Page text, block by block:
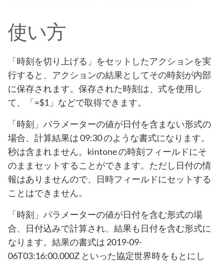
使い方
「時刻を切り上げる」をセットしたアクションを実
行すると、アクションの結果としてその時刻が内部
に保存されます。保存された時刻は、式を使用し
て、「=$1」などで取得できます。
「時刻」パラメーターの値が日付を含まない形式の
場合、計算結果は 09:30 のような書式になります。
秒は含まれません。kintone の時刻フィールドにそ
のままセットすることができます。ただし日付の情
報はありませんので、日時フィールドにセットする
ことはできません。
「時刻」パラメーターの値が日付を含む形式の場
合、日付込みで計算され、結果も日付を含む形式に
なります。結果の書式は 2019-09-
06T03:16:00.000Z といった協定世界時をもとにし